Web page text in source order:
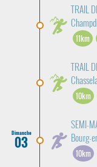
TRAIL
11km
TRAIL
10km
Dimanche
03
SEMI-
Bourg-
10km